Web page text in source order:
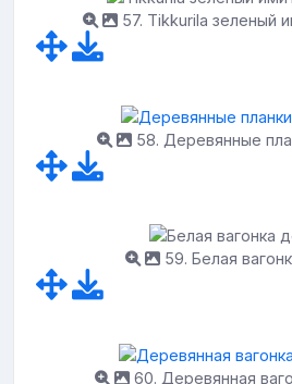
57. Tikkurila зеленый
58. Деревянные
59. Белая
60. Деревянная